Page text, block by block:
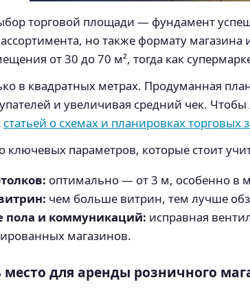
торговой площади — фундамент
но также формату
от 30 до 70 м², тогда как
в квадратных метрах. Продуманная
и увеличивая средний чек.
статьей о схемах и планировках торговых
ключевых параметров, которые стоит
оптимально — от 3 м, особенно в
чем больше витрин, тем лучше
пола и коммуникаций: исправная
магазинов.
для аренды розничного